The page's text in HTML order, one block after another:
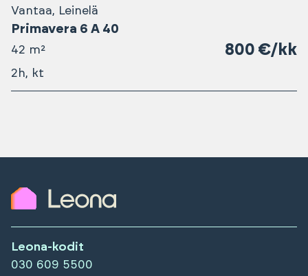
Vantaa, Leinelä
Primavera 6 A 40
42 m² 800 €/kk
2h, kt
Leona-kodit
030 609 5500